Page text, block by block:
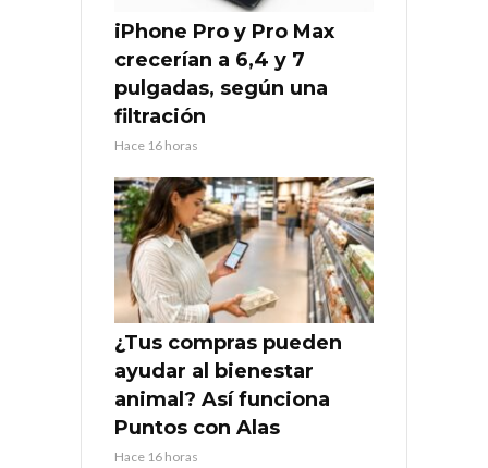
iPhone Pro y Pro Max
crecerían a 6,4 y 7
pulgadas, según una
filtración
Hace 16 horas
¿Tus compras pueden
ayudar al bienestar
animal? Así funciona
Puntos con Alas
Hace 16 horas